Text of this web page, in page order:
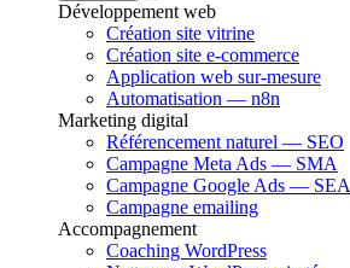
Développement web
Création site vitrine
Création site e-commerce
Application web sur-mesure
Automatisation — n8n
Marketing digital
Référencement naturel — SEO
Campagne Meta Ads — SMA
Campagne Google Ads — SEA
Campagne emailing
Accompagnement
Coaching WordPress